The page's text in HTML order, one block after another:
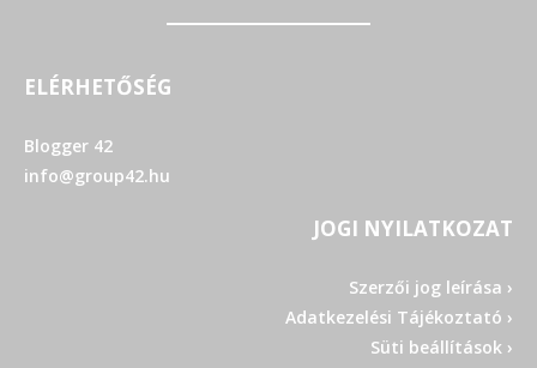
ELÉRHETŐSÉG
Blogger 42
info@group42.hu
JOGI NYILATKOZAT
Szerzői jog leírása ›
Adatkezelési Tájékoztató ›
Süti beállítások ›